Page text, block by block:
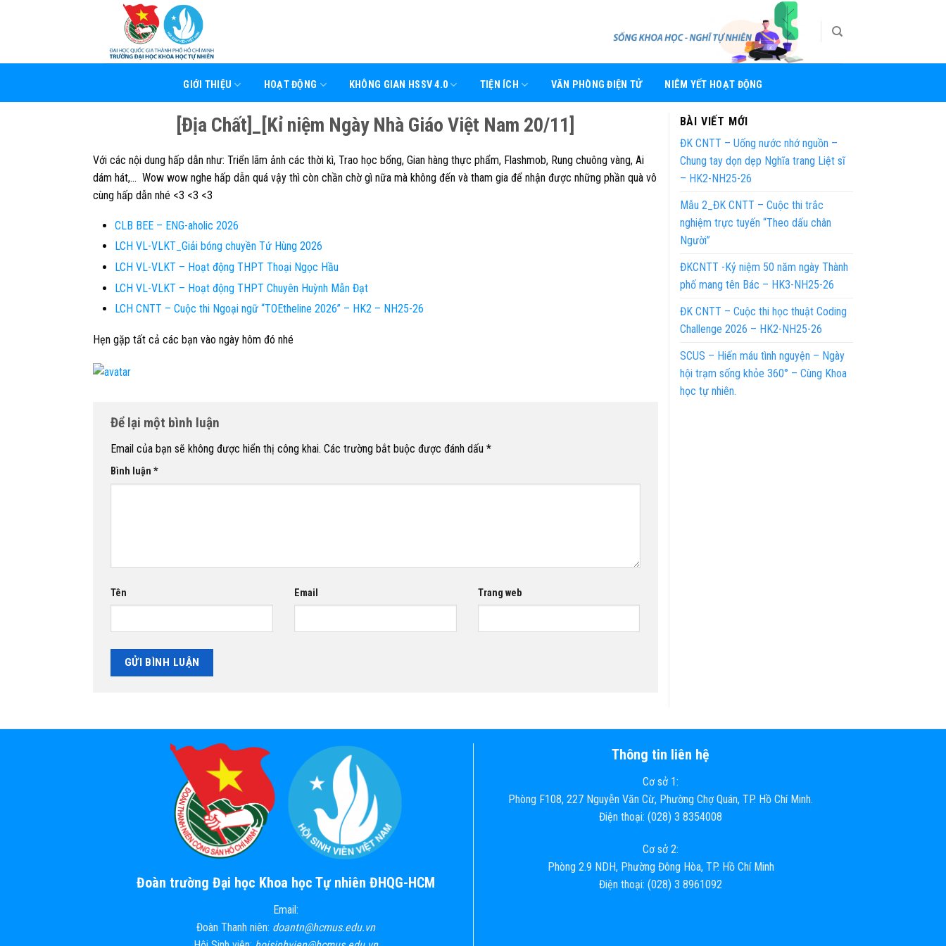
GIỚI THIỆU HOẠT ĐỘNG KHÔNG GIAN HSSV 4.0 TIỆN ÍCH VĂN PHÒNG ĐIỆN TỬ NIÊM YẾT HOẠT ĐỘNG
[Địa Chất]_[Kỉ niệm Ngày Nhà Giáo Việt Nam 20/11]
Với các nội dung hấp dẫn như: Triển lãm ảnh các thời kì, Trao học bổng, Gian hàng thực phẩm, Flashmob, Rung chuông vàng, Ai
dám hát,… Wow wow nghe hấp dẫn quá vậy thì còn chần chờ gì nữa mà không đến và tham gia để nhận được những phần quà vô
cùng hấp dẫn nhé <3 <3 <3
CLB BEE – ENG-aholic 2026
LCH VL-VLKT_Giải bóng chuyền Tứ Hùng 2026
LCH VL-VLKT – Hoạt động THPT Thoại Ngọc Hầu
LCH VL-VLKT – Hoạt động THPT Chuyên Huỳnh Mẫn Đạt
LCH CNTT – Cuộc thi Ngoại ngữ “TOEtheline 2026” – HK2 – NH25-26
Hẹn gặp tất cả các bạn vào ngày hôm đó nhé
Để lại một bình luận
Email của bạn sẽ không được hiển thị công khai. Các trường bắt buộc được đánh dấu *
Bình luận *
Tên Email Trang web
BÀI VIẾT MỚI
ĐK CNTT – Uống nước nhớ nguồn –
Chung tay dọn dẹp Nghĩa trang Liệt sĩ
– HK2-NH25-26
Mẫu 2_ĐK CNTT – Cuộc thi trắc
nghiệm trực tuyến “Theo dấu chân
Người”
ĐKCNTT -Kỷ niệm 50 năm ngày Thành
phố mang tên Bác – HK3-NH25-26
ĐK CNTT – Cuộc thi học thuật Coding
Challenge 2026 – HK2-NH25-26
SCUS – Hiến máu tình nguyện – Ngày
hội trạm sống khỏe 360° – Cùng Khoa
học tự nhiên.
Đoàn trường Đại học Khoa học Tự nhiên ĐHQG-HCM
Email:
Đoàn Thanh niên: doantn@hcmus.edu.vn
Thông tin liên hệ
Cơ sở 1:
Phòng F108, 227 Nguyễn Văn Cừ, Phường Chợ Quán, TP. Hồ Chí Minh.
Điện thoại: (028) 3 8354008
Cơ sở 2:
Phòng 2.9 NDH, Phường Đông Hòa, TP. Hồ Chí Minh
Điện thoại: (028) 3 8961092